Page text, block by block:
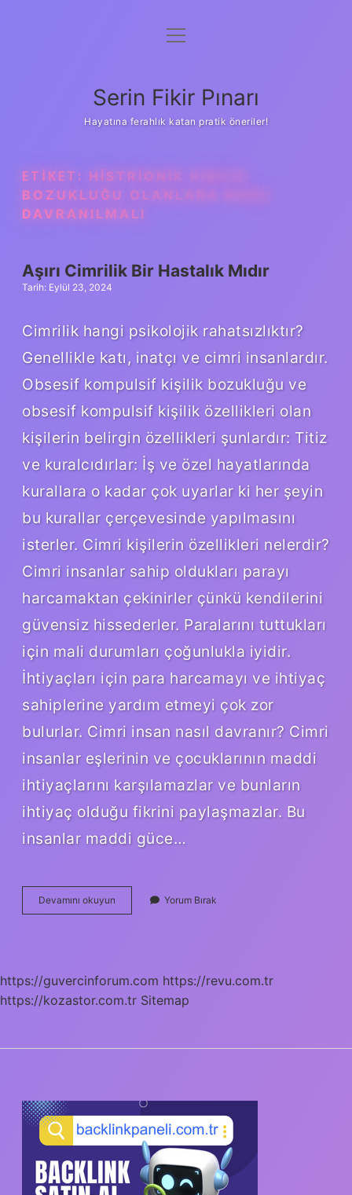
Gizlilik Politikası
Yasal Uyarı
menüyü
Serin Fikir Pınarı
Hayatına ferahlık katan pratik öneriler!
ETIKET: HISTRIONIK KIŞILIK
BOZUKLUĞU OLANLARA NASIL
DAVRANILMALI
Aşırı Cimrilik Bir Hastalık Mıdır
Tarih: Eylül 23, 2024
Cimrilik hangi psikolojik rahatsızlıktır?
Genellikle katı, inatçı ve cimri insanlardır.
Obsesif kompulsif kişilik bozukluğu ve
obsesif kompulsif kişilik özellikleri olan
kişilerin belirgin özellikleri şunlardır: Titiz
ve kuralcıdırlar: İş ve özel hayatlarında
kurallara o kadar çok uyarlar ki her şeyin
bu kurallar çerçevesinde yapılmasını
isterler. Cimri kişilerin özellikleri nelerdir?
Cimri insanlar sahip oldukları parayı
harcamaktan çekinirler çünkü kendilerini
güvensiz hissederler. Paralarını tuttukları
için mali durumları çoğunlukla iyidir.
İhtiyaçları için para harcamayı ve ihtiyaç
sahiplerine yardım etmeyi çok zor
bulurlar. Cimri insan nasıl davranır? Cimri
insanlar eşlerinin ve çocuklarının maddi
ihtiyaçlarını karşılamazlar ve bunların
ihtiyaç olduğu fikrini paylaşmazlar. Bu
insanlar maddi güce…
Devamını okuyun
Cimrilik
Yorum Bırak
https://guvercinforum.com https://revu.com.tr
https://kozastor.com.tr Sitemap
SIDEBAR